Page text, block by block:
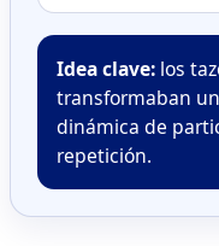
Idea clave: los
transformaban
dinámica de
repetición.